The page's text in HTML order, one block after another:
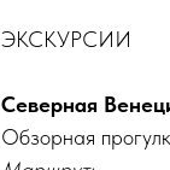
ЭКСКУРСИИ
Северная
Обзорная